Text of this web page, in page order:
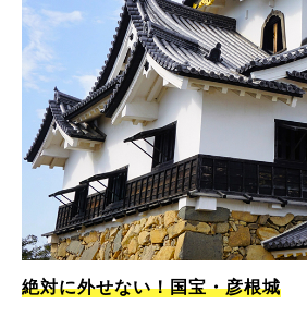
絶対に外せない！国宝・彦根城